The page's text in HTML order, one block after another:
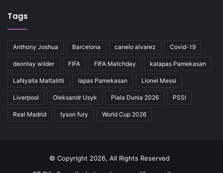
Tags
Anthony Joshua Barcelona canelo alvarez Covid-19
deontay wilder FIFA FIFA Matchday kalapas Pamekasan
LaNyalla Mattalitti lapas Pamekasan Lionel Messi
Liverpool Oleksandr Usyk Piala Dunia 2026 PSSI
Real Madrid tyson fury World Cup 2026
© Copyright 2026, All Rights Reserved